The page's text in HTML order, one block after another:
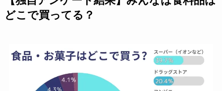
どこで買ってる？